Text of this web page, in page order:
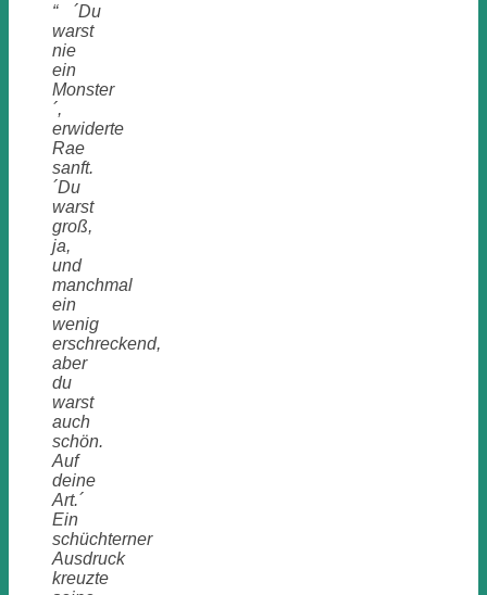
“ ´Du
warst
nie
ein
Monster
´,
erwiderte
Rae
sanft.
´Du
warst
groß,
ja,
und
manchmal
ein
wenig
erschreckend,
aber
du
warst
auch
schön.
Auf
deine
Art.´
Ein
schüchterner
Ausdruck
kreuzte